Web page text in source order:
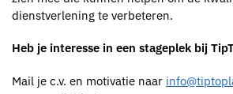
dienstverlening te verbeteren.
Heb je interesse in een stageplek bij
Mail je c.v. en motivatie naar